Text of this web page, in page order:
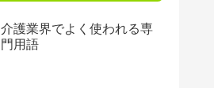
介護業界でよく使われる専
門用語